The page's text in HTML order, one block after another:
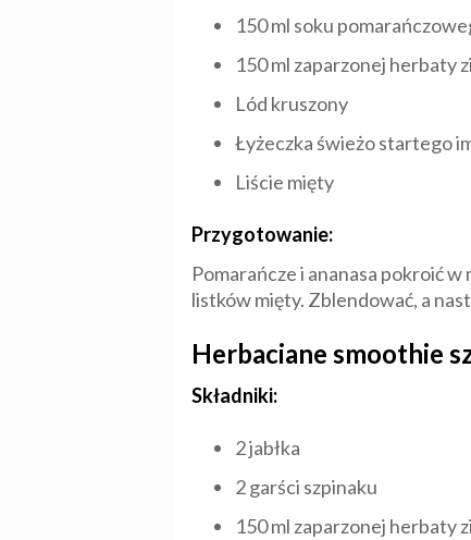
150 ml soku
150 ml zaparzonej herbaty
Lód kruszony
Łyżeczka świeżo startego
Liście mięty
Przygotowanie:
Pomarańcze i ananasa pokroić
listków mięty. Zblendować, a
Herbaciane smoothie
Składniki:
2 jabłka
2 garści szpinaku
150 ml zaparzonej herbaty